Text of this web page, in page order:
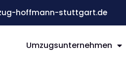
hoffmann-stuttgart.de
Umzugsunternehmen